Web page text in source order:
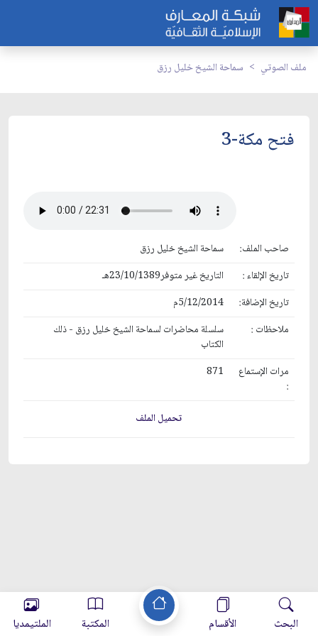
ملف الصوتي سماحة الشيخ خليل رزق
فتح مكة-3
صاحب الملف:
سماحة الشيخ خليل رزق
تاريخ الإلقاء :
التاريخ غير متوفر23/10/1389هـ
تاريخ الإضافة:
5/12/2014م
ملاحظات :
سلسلة محاضرات لسماحة الشيخ خليل رزق - ذلك
الكتاب
مرات الإستماع
:
871
تحميل الملف
البحث الأقسام المكتبة الملتيمديا